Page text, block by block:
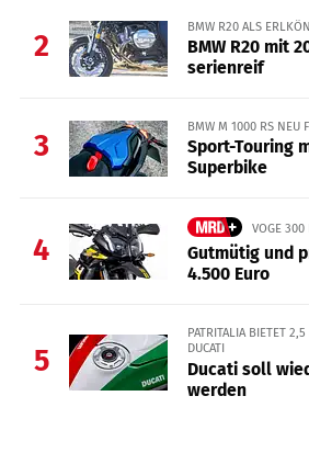
2
BMW R20 ALS
BMW R20 mit
serienreif
3
BMW M 1000 RS NEU
Sport-Touring
Superbike
4
VOGE 300
Gutmütig und
4.500 Euro
5
PATRITALIA BIETET
DUCATI
Ducati soll
werden